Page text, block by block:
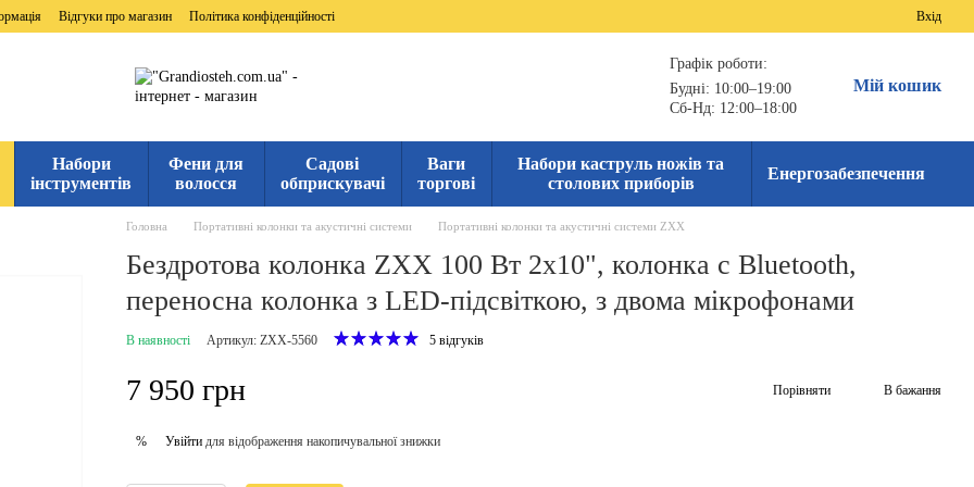
Відгуки про магазин Політика конфіденційності Вхід
Графік роботи:
Будні: 10:00–19:00
Сб-Нд: 12:00–18:00
Мій кошик
Набори
інструментів
Фени для
волосся
Садові
обприскувачі
Ваги
торгові
Набори каструль ножів та
столових приборів
Енергозабезпечення
Головна Портативні колонки та акустичні системи Портативні колонки та акустичні системи ZXX
Бездротова колонка ZXX 100 Вт 2x10", колонка с Bluetooth,
переносна колонка з LED-підсвіткою, з двома мікрофонами
В наявності Артикул: ZXX-5560 5 відгуків
7 950 грн Порівняти В бажання
% Увійтидля відображення накопичувальної знижки